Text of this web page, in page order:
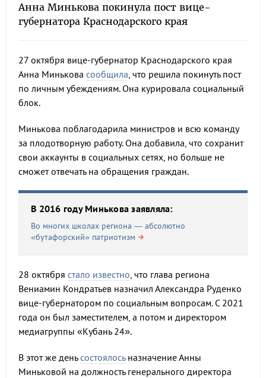
Анна Минькова покинула пост вице-
губернатора Краснодарского края
27 октября вице-губернатор Краснодарского края
Анна Минькова сообщила, что решила покинуть пост
по личным убеждениям. Она курировала социальный
блок.
Минькова поблагодарила министров и всю команду
за плодотворную работу. Она добавила, что сохранит
свои аккаунты в социальных сетях, но больше не
сможет отвечать на обращения граждан.
В 2016 году Минькова заявляла:
Во многих школах региона — абсолютно
«бутафорский» патриотизм
28 октября стало известно, что глава региона
Вениамин Кондратьев назначил Александра Руденко
вице-губернатором по социальным вопросам. С 2021
года он был заместителем, а потом и директором
медиагруппы «Кубань 24».
В этот же деньсостоялосьназначение Анны
Миньковой на должность генерального директора